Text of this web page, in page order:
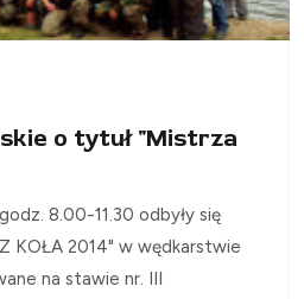
o tytuł "Mistrza
8.00-11.30 odbyły się
KOŁA 2014" w wędkarstwie
na stawie nr. III